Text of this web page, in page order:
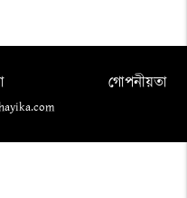
গোপনীয়তা